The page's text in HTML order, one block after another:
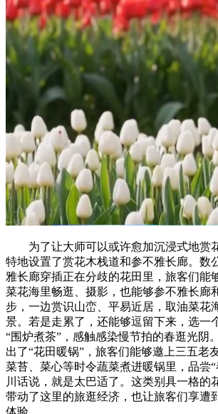
为了让大师可以或许愈加沉浸式地赏
特地设置了赏花木栈道和参不雅长廊。数
雅长廊穿插正在分歧的花田里，旅客们能
菜花海里畅逛、摄影，也能够参不雅长廊
步，一边赏识山峦、平易近居，取油菜花
景。若是走累了，还能够逗留下来，选一
“围炉煮茶”，感触感染慢节拍的春逛光阴
出了“花田暖锅”，旅客们能够邀上三五老
菜苔、菜心等时令蔬菜煮进暖锅里，品尝
川话说，就是太巴适了。这类别具一格的
带动了这里的旅逛经济，也让旅客们享遭